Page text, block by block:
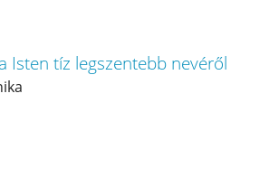
Isten tíz legszentebb nevéről